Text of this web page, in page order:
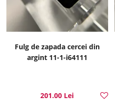
Fulg de zapada cercei din
argint 11-1-i64111
201.00 Lei